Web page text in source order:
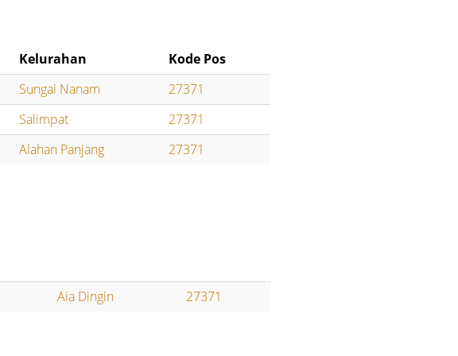
Kelurahan
Kode Pos
Sungai Nanam
27371
Salimpat
27371
Alahan Panjang 27371
Aia Dingin 27371